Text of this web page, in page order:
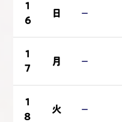
1
6
日 －
1
7
月 －
1
8
火 －